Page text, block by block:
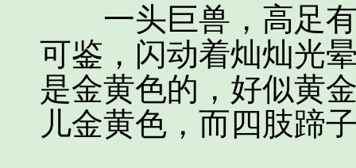
一头巨兽，高足有
可鉴，闪动着灿灿光
是金黄色的，好似黄
儿金黄色，而四肢蹄